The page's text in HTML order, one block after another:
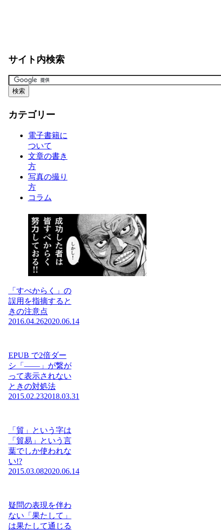
サイト内検索
カテゴリー
電子書籍に
ついて
文章の書き
方
写真の撮り
方
コラム
「すべからく」の
誤用を指摘すると
きの注意点
2016.04.262020.06.14
EPUB で2倍ダー
シ「——」が繋が
って表示されない
ときの対処法
2015.02.232018.03.31
「貿」という字は
「貿易」という言
葉でしか使われな
い!?
2015.03.082020.06.14
疑問の表現を伴わ
ない「果たして」
は果たして通じる